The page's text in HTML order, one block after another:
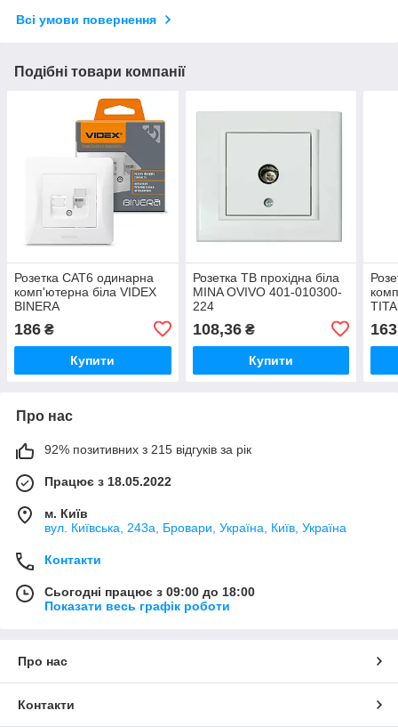
Всі умови повернення
Подібні товари компанії
Розетка CAT6 одинарна
комп'ютерна біла VIDEX
BINERA
186 ₴
Купити
Розетка ТВ прохідна біла
MINA OVIVO 401-010300-
224
108,36₴
Купити
163
Про нас
92% позитивних з 215 відгуків за рік
Працює з 18.05.2022
м. Київ
вул. Київська, 243а, Бровари, Україна, Київ, Україна
Контакти
Сьогодні працює з 09:00 до 18:00
Показати весь графік роботи
Про нас
Контакти